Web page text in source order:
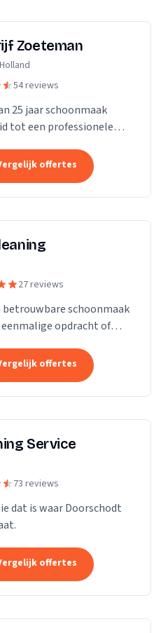
Zoeteman
54 reviews
25 jaar schoonmaak
tot een professionele
in de regio Rotterdam,...
offertes
27 reviews
betrouwbare schoonmaak
opdracht of
zich uit wilt breiden in
offertes
Service
73 reviews
dat is waar Doorschodt
offertes